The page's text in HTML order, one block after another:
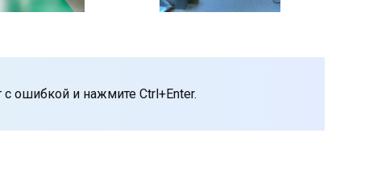
с ошибкой и нажмите Ctrl+Enter.